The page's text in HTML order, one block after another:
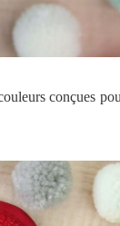
conçues